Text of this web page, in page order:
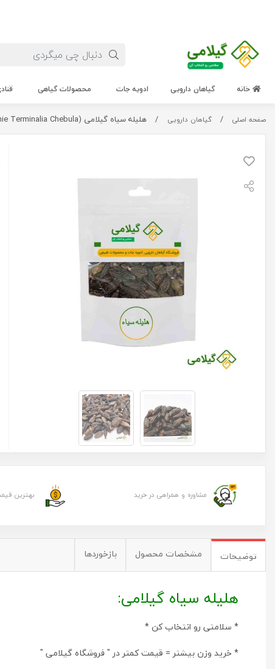
خانه گیاهان دارویی ادویه جات محصولات گیاهی
صفحه اصلی / گیاهان دارویی / هلیله سیاه گیلامی (Gilamie Terminalia Chebula)
مشاوره و همراهی در خرید بهترین
توضیحات مشخصات محصول بازخوردها
هلیله سیاه گیلامی:
* سلامتی رو انتخاب کن *
* خرید وزن بیشتر = قیمت کمتر در " فروشگاه گیلامی "